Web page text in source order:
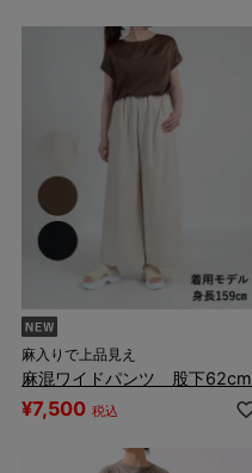
麻入りで上品見え
麻混ワイドパンツ 股下62cm
¥7,500 税込